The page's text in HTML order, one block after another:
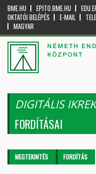
BME.HU EPITO.BME.HU
OKTATÓI BELÉPÉS
E-MAIL
MAGYAR
NÉMETH
KÖZPONT
DIGITÁLIS
FORDÍTÁSAI
Elsődleges fülek
MEGTEKINTÉS FORDÍTÁS